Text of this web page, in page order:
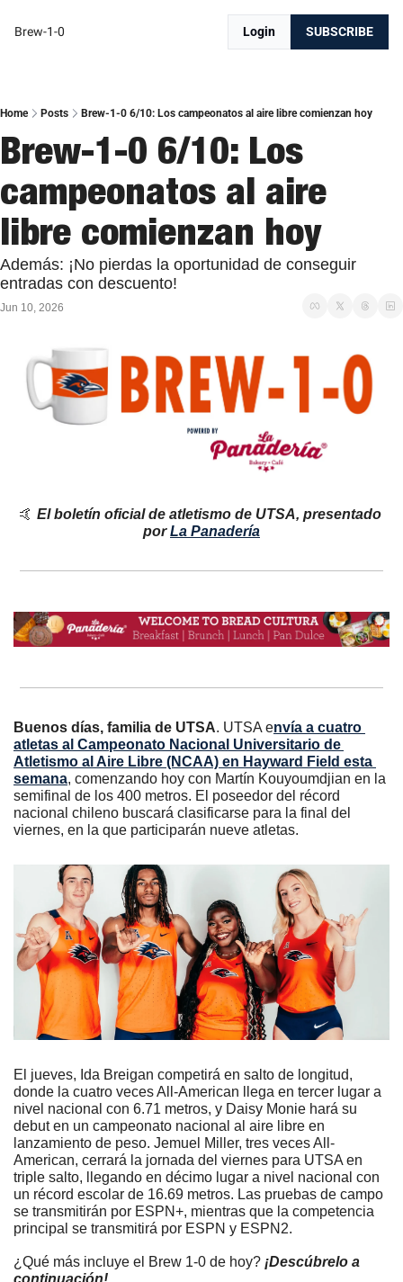
Brew-1-0 Login SUBSCRIBE
Home Posts Brew-1-0 6/10: Los campeonatos al aire libre comienzan hoy
Brew-1-0 6/10: Los
campeonatos al aire
libre comienzan hoy
Además: ¡No pierdas la oportunidad de conseguir
entradas con descuento!
Jun 10, 2026
🤙 El boletín oficial de atletismo de UTSA, presentado
por La Panadería
Buenos días, familia de UTSA. UTSA envía a cuatro
atletas al Campeonato Nacional Universitario de
Atletismo al Aire Libre (NCAA) en Hayward Field esta
semana, comenzando hoy con Martín Kouyoumdjian en la
semifinal de los 400 metros. El poseedor del récord
nacional chileno buscará clasificarse para la final del
viernes, en la que participarán nueve atletas.
El jueves, Ida Breigan competirá en salto de longitud,
donde la cuatro veces All-American llega en tercer lugar a
nivel nacional con 6.71 metros, y Daisy Monie hará su
debut en un campeonato nacional al aire libre en
lanzamiento de peso. Jemuel Miller, tres veces All-
American, cerrará la jornada del viernes para UTSA en
triple salto, llegando en décimo lugar a nivel nacional con
un récord escolar de 16.69 metros. Las pruebas de campo
se transmitirán por ESPN+, mientras que la competencia
principal se transmitirá por ESPN y ESPN2.
¿Qué más incluye el Brew 1-0 de hoy? ¡Descúbrelo a